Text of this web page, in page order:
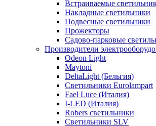
Встраиваемые
Накладные светильники
Подвесные светильники
Прожекторы
Садово-парковые
Производители
Odeon Light
Maytoni
DeltaLight (Бельгия)
Светильники Eurolampart
Fael Luce (Италия)
I-LED (Италия)
Robers светильники
Светильники SLV